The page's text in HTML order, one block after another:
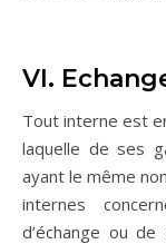
VI.
Tout interne est
laquelle de ses
ayant le même
internes
d’échange ou